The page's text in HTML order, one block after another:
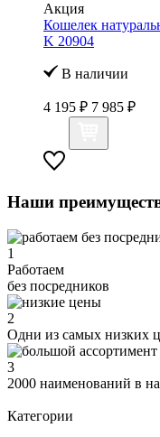
Акция
Кошелек
K 20904
В наличии
4 195 ₽ 7 985 ₽
Наши
1
Работаем
без посредников
2
Одни из самых низких
3
2000 наименований в
Категории